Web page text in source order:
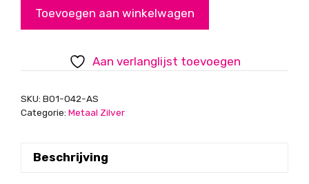
gebogen
gat
2.2mm,
zilver
Toevoegen aan winkelwagen
Aan verlanglijst toevoegen
SKU: B01-042-AS
Categorie: Metaal Zilver
Beschrijving